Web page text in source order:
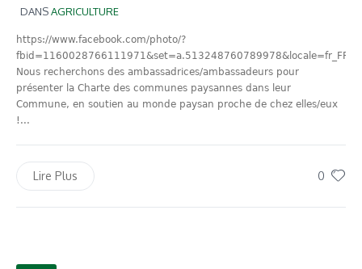
DANSAGRICULTURE
https://www.facebook.com/photo/?
fbid=1160028766111971&set=a.513248760789978&locale=fr_FR
Nous recherchons des ambassadrices/ambassadeurs pour
présenter la Charte des communes paysannes dans leur
Commune, en soutien au monde paysan proche de chez elles/eux
!...
0
Lire Plus